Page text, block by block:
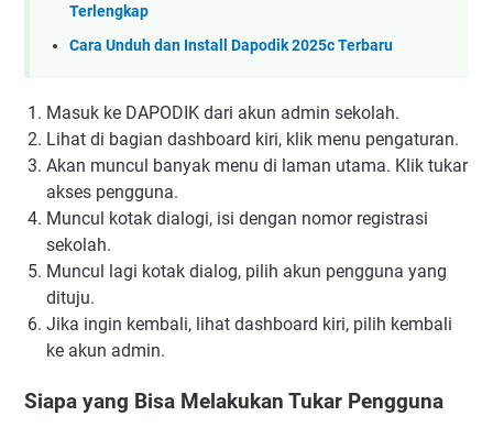
Terlengkap
Cara Unduh dan Install Dapodik 2025c Terbaru
Masuk ke DAPODIK dari akun admin sekolah.
Lihat di bagian dashboard kiri, klik menu pengaturan.
Akan muncul banyak menu di laman utama. Klik tukar
akses pengguna.
Muncul kotak dialogi, isi dengan nomor registrasi
sekolah.
Muncul lagi kotak dialog, pilih akun pengguna yang
dituju.
Jika ingin kembali, lihat dashboard kiri, pilih kembali
ke akun admin.
Siapa yang Bisa Melakukan Tukar Pengguna